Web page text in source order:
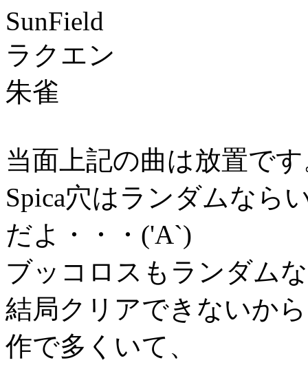
SunField
ラクエン
朱雀
当面上記の曲は放置で
Spica穴はランダムなら
だよ・・・('A`)
ブッコロスもランダム
結局クリアできないか
作で多くいて、